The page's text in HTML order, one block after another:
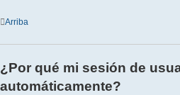
Arriba
¿Por qué mi sesión de
automáticamente?